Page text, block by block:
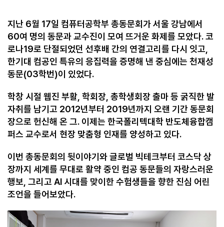
지난 6월 17일 컴퓨터공학부 총동문회가 서울 강남에서
60여 명의 동문과 교수진이 모여 뜨거운 화제를 모았다.코
로나19로 단절되었던 선후배 간의 연결고리를 다시 잇고
한기대 컴공인 특유의 응집력을 증명해 낸 중심에는 천재성
동문(03학번)이 있었다.
학창 시절 웹진 부활 학회장 총학생회장 출마 등 굵직한 발
자취를 남기고 2012년부터 2019년까지 오랜 기간 동문회
장으로 헌신해 온 그. 이제는 한국폴리텍대학 반도체융합캠
퍼스 교수로서 현장 맞춤형 인재를 양성하고 있다.
이번 총동문회의 뒷이야기와 글로벌 빅테크부터 코스닥 상
장까지 세계를 무대로 활약 중인 컴공 동문들의 자랑스러운
행보 그리고 AI 시대를 맞이한 수험생들을 향한 진심 어린
조언을 들어보았다.